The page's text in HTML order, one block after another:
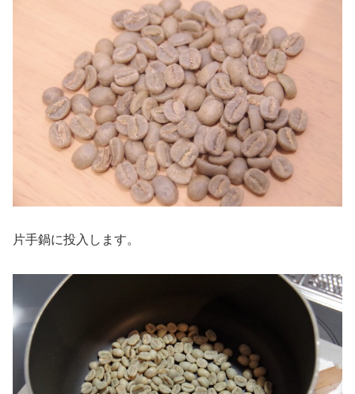
片手鍋に投入します。